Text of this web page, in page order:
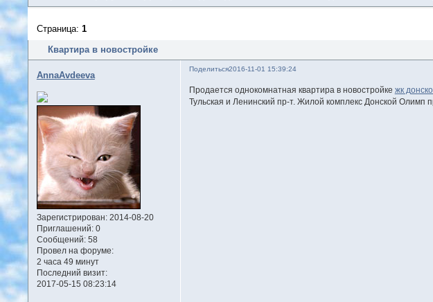
Квартира в новостройке
Страница: 1
Поделиться2016-11-01 15:39:24
AnnaAvdeeva
Зарегистрирован: 2014-08-20
Приглашений:0
Сообщений:58
Провел на форуме:
2 часа 49 минут
Последний визит:
2017-05-15 08:23:14
Продается однокомнатная квартира в новостройке жк
Тульская и Ленинский пр-т. Жилой комплекс Донской Олимп